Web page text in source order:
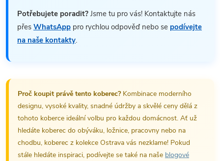
Potřebujete poradit? Jsme tu pro vás! Kontaktujte nás
přes WhatsApp pro rychlou odpověď nebo se podívejte
na naše kontakty.
Proč koupit právě tento koberec?Kombinace moderního
designu, vysoké kvality, snadné údržby a skvělé ceny dělá z
tohoto koberce ideální volbu pro každou domácnost. Ať už
hledáte koberec do obýváku, ložnice, pracovny nebo na
chodbu, koberec z kolekce Ostrava vás nezklame! Pokud
stále hledáte inspiraci, podívejte se také na naše blogové